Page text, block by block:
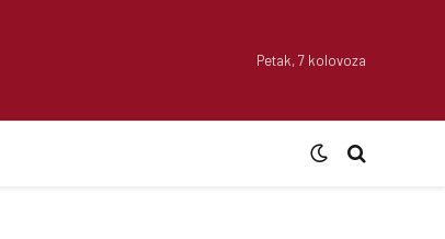
Petak, 7 kolovoza